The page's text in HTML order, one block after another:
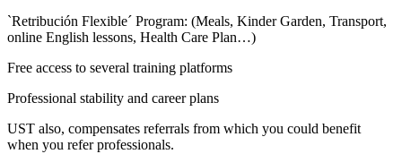
`Retribución Flexible´ Program: (Meals, Kinder Garden, Transport,
online English lessons, Health Care Plan…)
Free access to several training platforms
Professional stability and career plans
UST also, compensates referrals from which you could benefit
when you refer professionals.